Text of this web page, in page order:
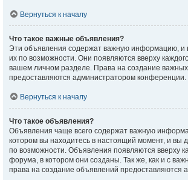
Вернуться к началу
Что такое важные объявления?
Эти объявления содержат важную информацию, и
их по возможности. Они появляются вверху
вашем личном разделе. Права на создание
предоставляются администратором конференции.
Вернуться к началу
Что такое объявления?
Объявления чаще всего содержат важную
котором вы находитесь в настоящий момент, и вы
по возможности. Объявления появляются вверху
форума, в котором они созданы. Так же, как и с
права на создание объявлений предоставляются